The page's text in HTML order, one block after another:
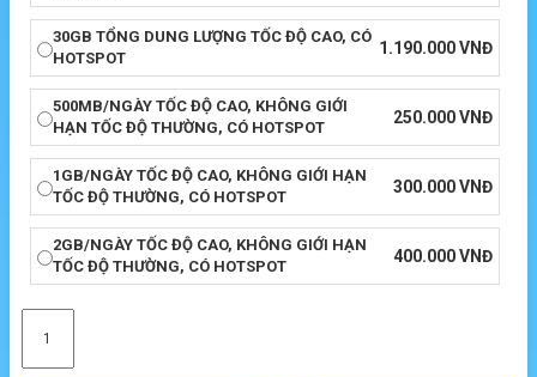
30GB TỔNG DUNG LƯỢNG TỐC ĐỘ CAO, CÓ
HOTSPOT
1.190.000VNĐ
500MB/NGÀY TỐC ĐỘ CAO, KHÔNG GIỚI
HẠN TỐC ĐỘ THƯỜNG, CÓ HOTSPOT
250.000VNĐ
1GB/NGÀY TỐC ĐỘ CAO, KHÔNG GIỚI HẠN
TỐC ĐỘ THƯỜNG, CÓ HOTSPOT
300.000VNĐ
2GB/NGÀY TỐC ĐỘ CAO, KHÔNG GIỚI HẠN
TỐC ĐỘ THƯỜNG, CÓ HOTSPOT
400.000VNĐ